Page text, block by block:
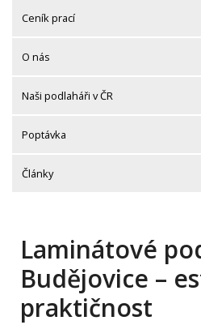
Ceník prací
O nás
Naši podlaháři v ČR
Poptávka
Články
Laminátové
Budějovice –
praktičnost